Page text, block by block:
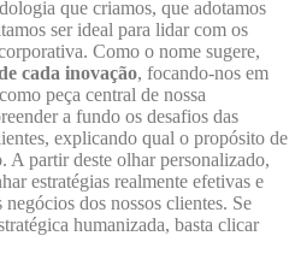
que criamos, que adotamos
ser ideal para lidar com os
Como o nome sugere,
cada inovação, focando-nos em
peça central de nossa
a fundo os desafios das
explicando qual o propósito de
A partir deste olhar personalizado,
estratégias realmente efetivas e
dos nossos clientes. Se
humanizada, basta clicar